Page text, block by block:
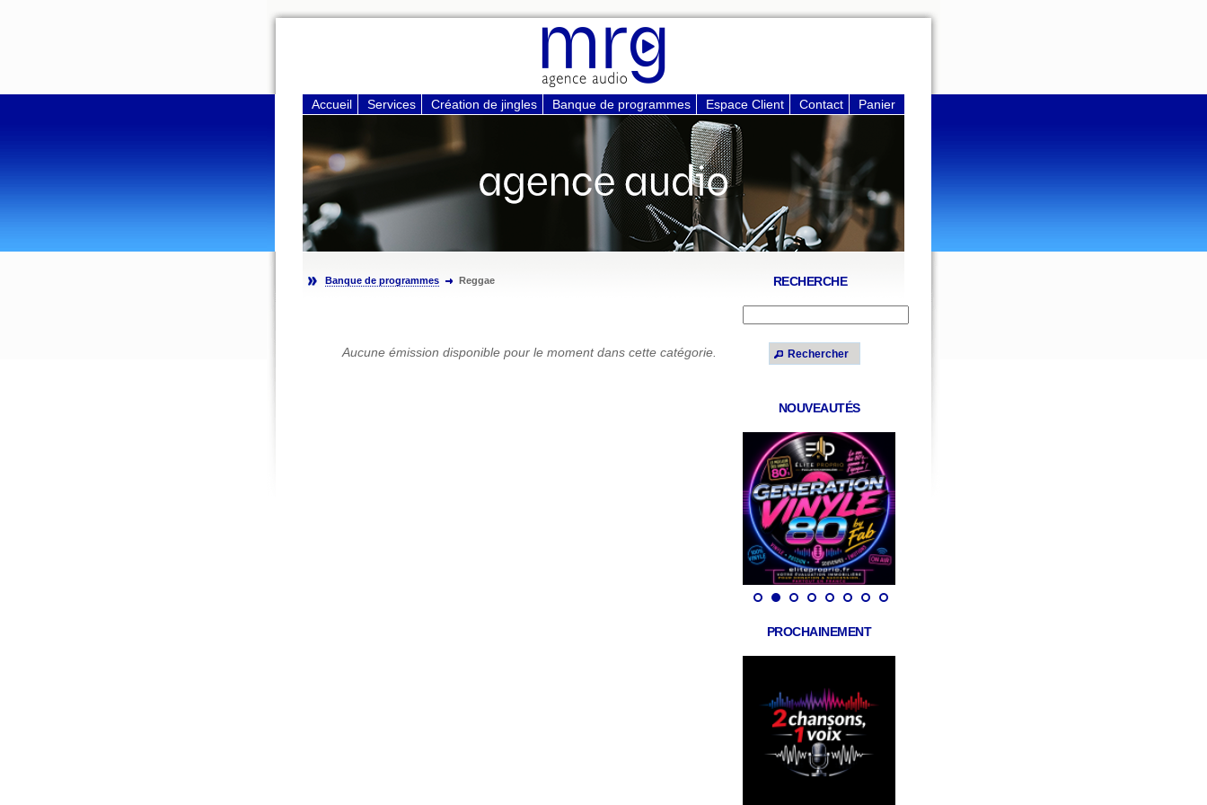
Accueil Services Création de jingles Banque de programmes Espace Client Contact Panier
Banque de programmes Reggae
Aucune émission disponible pour le moment dans cette catégorie.
RECHERCHE
Rechercher
NOUVEAUTÉS
PROCHAINEMENT